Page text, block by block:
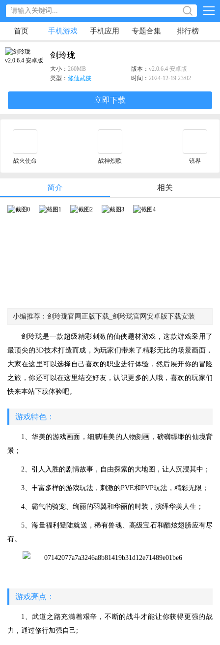
首页 手机游戏 手机应用 专题合集 排行榜
剑玲珑
大小： 260MB 版本： v2.0.6.4 安卓版
类型： 修仙武侠 时间： 2024-12-19 23:02
立即下载
战火使命 战神烈歌 镜界
简介 相关
小编推荐：剑玲珑官网正版下载_剑玲珑官网安卓版下载安装
剑玲珑是一款超级精彩刺激的仙侠题材游戏，这款游戏采用了
最顶尖的3D技术打造而成，为玩家们带来了精彩无比的场景画面，
大家在这里可以选择自己喜欢的职业进行体验，然后展开你的冒险
之旅，你还可以在这里结交好友，认识更多的人哦，喜欢的玩家们
快来本站下载体验吧。
游戏特色：
1、华美的游戏画面，细腻唯美的人物刻画，磅礴缥缈的仙境背
景；
2、引人入胜的剧情故事，自由探索的大地图，让人沉浸其中；
3、丰富多样的游戏玩法，刺激的PVE和PVP玩法，精彩无限；
4、霸气的骑宠、绚丽的羽翼和华丽的时装，演绎华美人生；
5、海量福利登陆就送，稀有兽魂、高级宝石和酷炫翅膀应有尽
有。
游戏亮点：
1、武道之路充满着艰辛，不断的战斗才能让你获得更强的战
力，通过修行加强自己;